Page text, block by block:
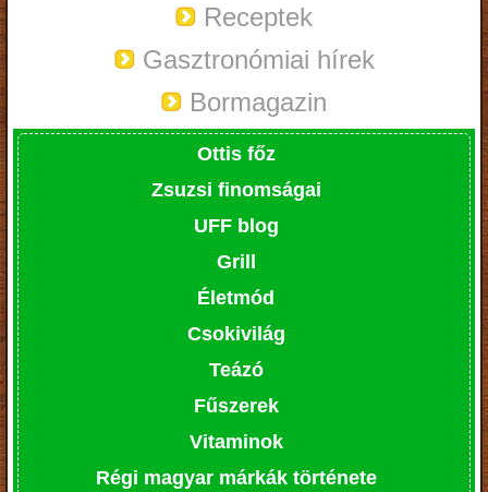
Receptek
Gasztronómiai hírek
Bormagazin
Ottis főz
Zsuzsi finomságai
UFF blog
Grill
Életmód
Csokivilág
Teázó
Fűszerek
Vitaminok
Régi magyar márkák története